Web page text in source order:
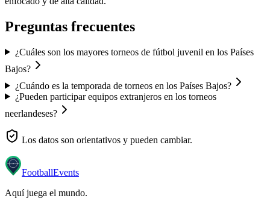
Preguntas frecuentes
¿Cuáles son los mayores torneos de fútbol juvenil en los Países
Bajos?
¿Cuándo es la temporada de torneos en los Países Bajos?
¿Pueden participar equipos extranjeros en los torneos
neerlandeses?
Los datos son orientativos y pueden cambiar.
FootballEvents
Aquí juega el mundo.